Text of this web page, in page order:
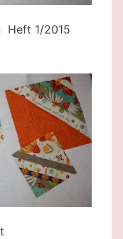
Heft 1/2015